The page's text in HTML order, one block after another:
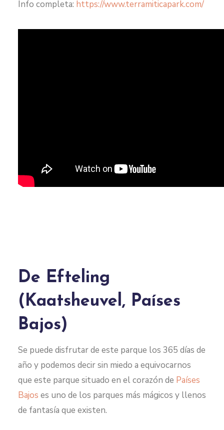
Info completa: https://www.terramiticapark.com/
De Efteling
(Kaatsheuvel, Países
Bajos)
Se puede disfrutar de este parque los 365 días de
año y podemos decir sin miedo a equivocarnos
que este parque situado en el corazón de Países
Bajos es uno de los parques más mágicos y llenos
de fantasía que existen.